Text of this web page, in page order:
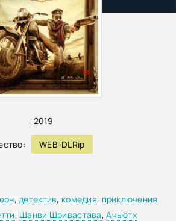
, 2019
WEB-DLRip
,детектив, комедия, приключения
, Шанви Шривастава,Ачьютх